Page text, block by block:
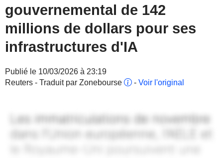
gouvernemental de 142
millions de dollars pour ses
infrastructures d'IA
Publié le 10/03/2026 à 23:19
Reuters - Traduit par Zonebourse
- Voir l'original